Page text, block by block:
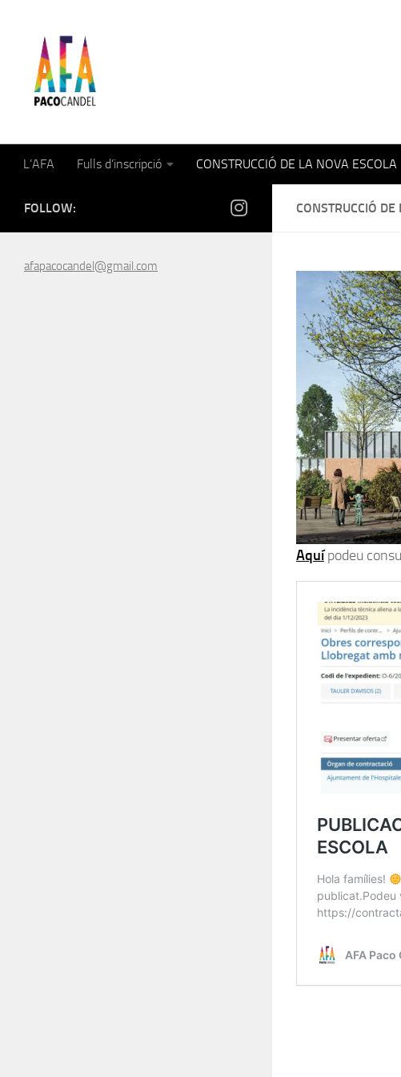
L’AFA Fulls d’inscripció CONSTRUCCIÓ DE LA NOVA ESCOLA
CONSTRUCCIÓ
Aquí podeu
FOLLOW:
afapacocandel@gmail.com